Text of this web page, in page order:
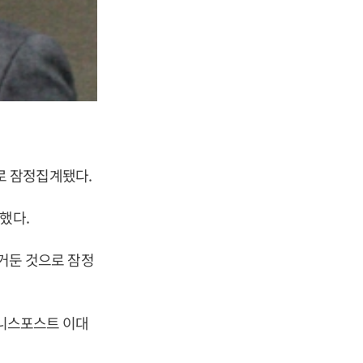
잠정집계됐다.
환했다.
둔 것으로 잠정
스포스트 이대